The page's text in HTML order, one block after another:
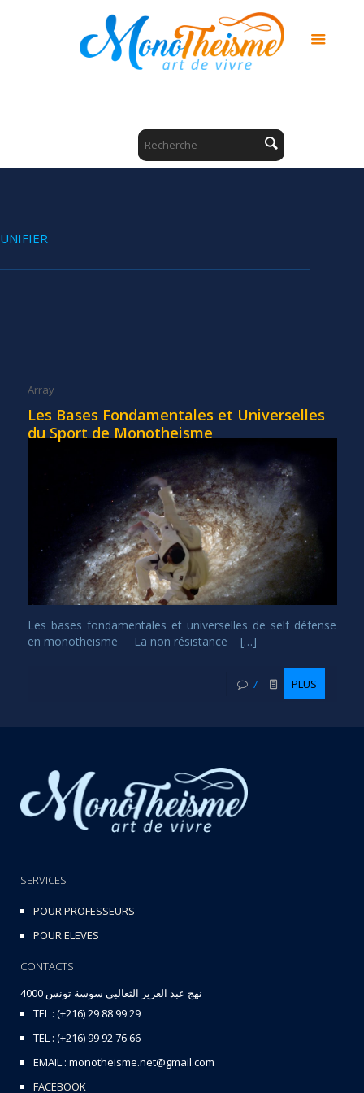
UNIFIER
Array
Les Bases Fondamentales et Universelles
du Sport de Monotheisme
Les bases fondamentales et universelles de self défense
en monotheisme La non résistance […]
7 PLUS
SERVICES
POUR PROFESSEURS
POUR ELEVES
CONTACTS
نهج عبد العزيز الثعالبي سوسة تونس 4000
TEL : (+216) 29 88 99 29
TEL : (+216) 99 92 76 66
EMAIL : monotheisme.net@gmail.com
FACEBOOK